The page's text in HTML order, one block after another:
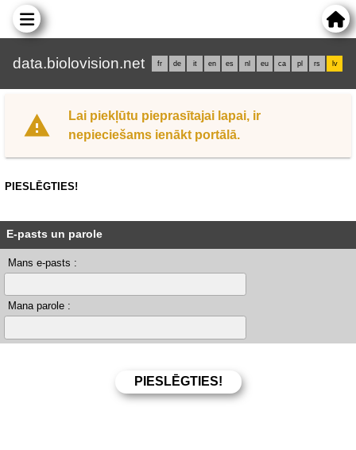
data.biolovision.net fr de it en es nl eu ca pl rs lv
Lai piekļūtu pieprasītajai lapai, ir
nepieciešams ienākt portālā.
PIESLĒGTIES!
E-pasts un parole
Mans e-pasts :
Mana parole :